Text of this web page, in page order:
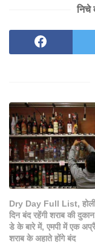
निचे
Dry Day Full List,
दिन बंद रहेंगी शराब की
डे के बारे में, एमपी में एक
शराब के अहाते होंगे बंद